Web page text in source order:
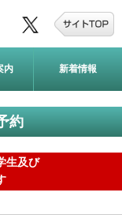
内 新着情報
約
生及び